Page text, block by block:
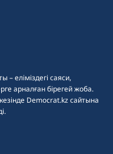
еліміздегі саяси,
арналған бірегей жоба.
Democrat.kz сайтына